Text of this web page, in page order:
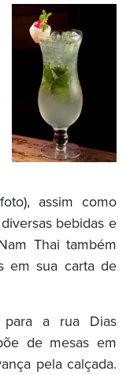
assim como
bebidas e
Thai também
em sua carta de
para a rua Dias
de mesas em
pela calçada.